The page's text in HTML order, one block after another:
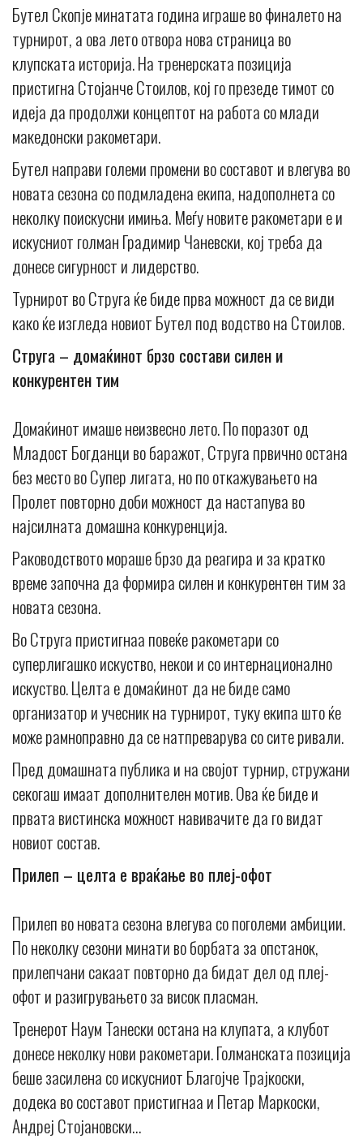
Бутел Скопје минатата година играше во финалето на
турнирот, а ова лето отвора нова страница во
клупската историја. На тренерската позиција
пристигна Стојанче Стоилов, кој го презеде тимот со
идеја да продолжи концептот на работа со млади
македонски ракометари.
Бутел направи големи промени во составот и влегува во
новата сезона со подмладена екипа, надополнета со
неколку поискусни имиња. Меѓу новите ракометари е и
искусниот голман Градимир Чаневски, кој треба да
донесе сигурност и лидерство.
Турнирот во Струга ќе биде прва можност да се види
како ќе изгледа новиот Бутел под водство на Стоилов.
Струга – домаќинот брзо состави силен и
конкурентен тим
Домаќинот имаше неизвесно лето. По поразот од
Младост Богданци во баражот, Струга првично остана
без место во Супер лигата, но по откажувањето на
Пролет повторно доби можност да настапува во
најсилната домашна конкуренција.
Раководството мораше брзо да реагира и за кратко
време започна да формира силен и конкурентен тим за
новата сезона.
Во Струга пристигнаа повеќе ракометари со
суперлигашко искуство, некои и со интернационално
искуство. Целта е домаќинот да не биде само
организатор и учесник на турнирот, туку екипа што ќе
може рамноправно да се натпреварува со сите ривали.
Пред домашната публика и на својот турнир, стружани
секогаш имаат дополнителен мотив. Ова ќе биде и
првата вистинска можност навивачите да го видат
новиот состав.
Прилеп – целта е враќање во плеј-офот
Прилеп во новата сезона влегува со поголеми амбиции.
По неколку сезони минати во борбата за опстанок,
прилепчани сакаат повторно да бидат дел од плеј-
офот и разигрувањето за висок пласман.
Тренерот Наум Танески остана на клупата, а клубот
донесе неколку нови ракометари. Голманската позиција
беше засилена со искусниот Благојче Трајкоски,
додека во составот пристигнаа и Петар Маркоски,
Андреј Стојановски…